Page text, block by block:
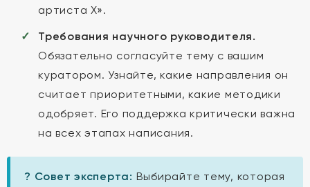
артиста X».
Требования научного руководителя.
Обязательно согласуйте тему с вашим
куратором. Узнайте, какие направления он
считает приоритетными, какие методики
одобряет. Его поддержка критически важна
на всех этапах написания.
? Совет эксперта: Выбирайте тему, которая